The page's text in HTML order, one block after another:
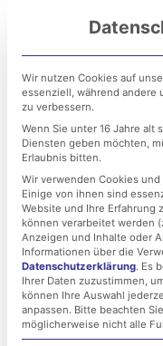
springen
Zero
für mehr
sorgt!
Wir nutzen Cookies auf
essenziell, während andere
zu verbessern.
Wenn Sie unter 16 Jahre alt
Diensten geben möchten,
Erlaubnis bitten.
Wir verwenden Cookies
Einige von ihnen sind
Website und Ihre Erfahrung
können verarbeitet werden
Anzeigen und Inhalte oder
Informationen über die
Datenschutzerklärung. Es
Ihrer Daten zuzustimmen,
können Ihre Auswahl
anpassen. Bitte beachten
möglicherweise nicht alle